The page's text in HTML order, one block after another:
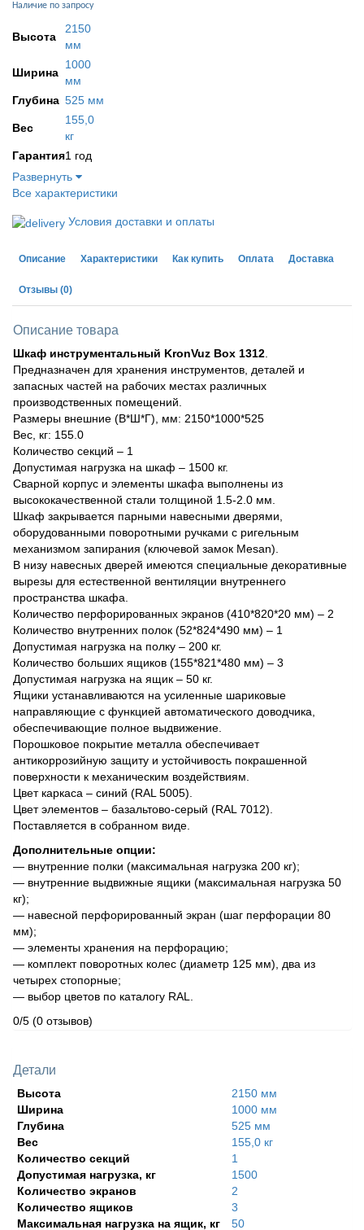
Наличие по запросу
Высота
2150
мм
Ширина
1000
мм
Глубина 525 мм
Вес
155,0
кг
Гарантия1 год
Развернуть
Все характеристики
Условия доставки и оплаты
Описание Характеристики Как купить Оплата Доставка
Отзывы (0)
Описание товара
Шкаф инструментальный KronVuz Box 1312
Предназначен для хранения инструментов, деталей и
запасных частей на рабочих местах различных
производственных помещений.
Размеры внешние (В*Ш*Г), мм: 2150*1000*525
Вес, кг: 155.0
Количество секций – 1
Допустимая нагрузка на шкаф – 1500 кг.
Сварной корпус и элементы шкафа выполнены из
высококачественной стали толщиной 1.5-2.0 мм.
Шкаф закрывается парными навесными дверями,
оборудованными поворотными ручками с ригельным
механизмом запирания (ключевой замок Mesan).
В низу навесных дверей имеются специальные декоративные
вырезы для естественной вентиляции внутреннего
пространства шкафа.
Количество перфорированных экранов (410*820*20 мм) – 2
Количество внутренних полок (52*824*490 мм) – 1
Допустимая нагрузка на полку – 200 кг.
Количество больших ящиков (155*821*480 мм) – 3
Допустимая нагрузка на ящик – 50 кг.
Ящики устанавливаются на усиленные шариковые
направляющие с функцией автоматического доводчика,
обеспечивающие полное выдвижение.
Порошковое покрытие металла обеспечивает
антикоррозийную защиту и устойчивость покрашенной
поверхности к механическим воздействиям.
Цвет каркаса – синий (RAL 5005).
Цвет элементов – базальтово-серый (RAL 7012).
Поставляется в собранном виде.
Дополнительные опции:
— внутренние полки (максимальная нагрузка 200 кг);
— внутренние выдвижные ящики (максимальная нагрузка 50
кг);
— навесной перфорированный экран (шаг перфорации 80
мм);
— элементы хранения на перфорацию;
— комплект поворотных колес (диаметр 125 мм), два из
четырех стопорные;
— выбор цветов по каталогу RAL.
0/5 (0 отзывов)
Детали
Высота
2150 мм
Ширина
1000 мм
Глубина
525 мм
Вес
155,0 кг
Количество секций
1
Допустимая нагрузка, кг
1500
Количество экранов
2
Количество ящиков
3
Максимальная нагрузка на ящик, кг
50